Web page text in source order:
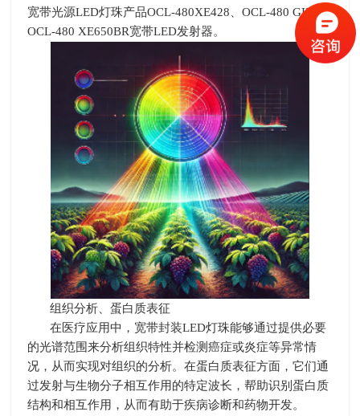
宽带光源LED灯珠产品OCL-480XE428 、OCL-480 GIR
和
OCL-480 XE650BR宽带LED发射器。
组织分析、蛋白质表征
在医疗应用中，宽带封装LED灯珠能够通过提供必要
的光谱范围来分析组织特性并检测癌症或炎症等异常情
况，从而实现对组织的分析。在蛋白质表征方面，它们通
过发射与生物分子相互作用的特定波长，帮助识别蛋白质
结构和相互作用，从而有助于疾病诊断和药物开发。